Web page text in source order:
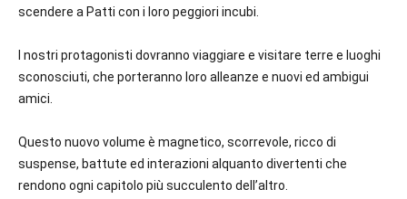
scendere a Patti con i loro peggiori incubi.
I nostri protagonisti dovranno viaggiare e visitare terre e luoghi
sconosciuti, che porteranno loro alleanze e nuovi ed ambigui
amici.
Questo nuovo volume è magnetico, scorrevole, ricco di
suspense, battute ed interazioni alquanto divertenti che
rendono ogni capitolo più succulento dell’altro.